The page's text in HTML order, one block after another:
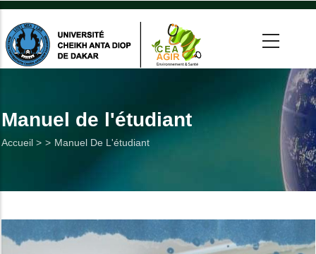
Aller
contenu
principal
Manuel de l'étudiant
Fil
Accueil > Manuel De L'étudiant